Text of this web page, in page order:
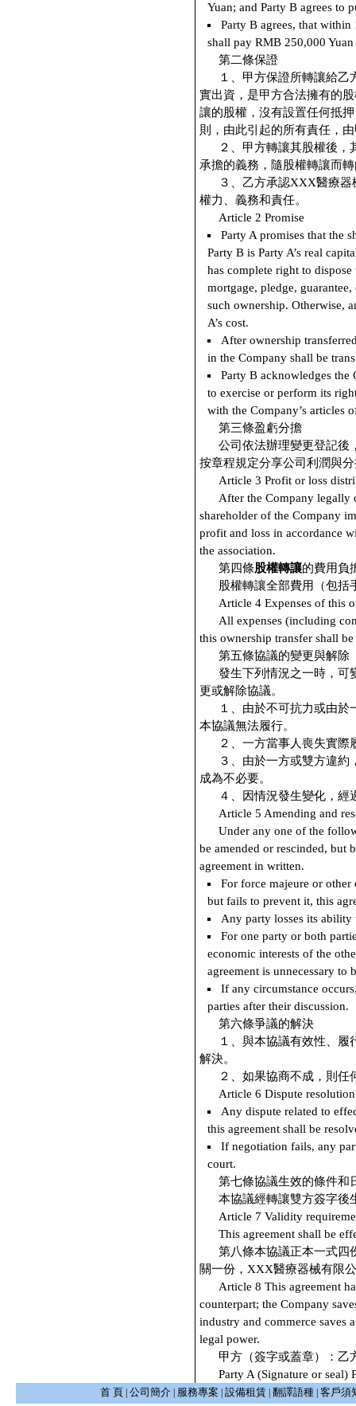
Yuan; and Party B agrees to
Party B agrees, that
shall pay RMB 250,000
第二條保證
１、甲方保證所轉讓給
實出資，是甲方合法擁有的
讓的股權，沒有設置任何抵
則，由此引起的所有責任，
２、甲方轉讓其股權後
承擔的義務，隨股權轉讓而
３、乙方承認XXX醫療
權力、義務和責任。
Article 2 Promise
Party A promises that the
Party B is Party A’s real
has complete right to
mortgage, pledge,
such ownership. Otherwise,
A’s cost.
After ownership
in the Company shall be
Party B acknowledges the
to exercise or perform its
with the Company’s articles
第三條盈虧分擔
公司依法辦理變更登記後
按章程規定分享公司利潤與
Article 3 Profit or loss
After the Company legally
shareholder of the Company
profit and loss in accordance
the association.
第四條股權轉讓的費用負
股權轉讓全部費用（包括
Article 4 Expenses of this
All expenses (including
this ownership transfer shall be
第五條協議的變更與解除
發生下列情況之一時，可
更或解除協議。
１、由於不可抗力或由
本協議無法履行。
２、一方當事人喪失實際
３、由於一方或雙方違
成為不必要。
４、因情況發生變化，
Article 5 Amending and
Under any one of the
be amended or rescinded, but
agreement in written.
For force majeure or
but fails to prevent it, this
Any party losses its
For one party or both
economic interests of the
agreement is unnecessary to
If any circumstance
parties after their discussion.
第六條爭議的解決
１、與本協議有效性、
解決。
２、如果協商不成，則
Article 6 Dispute resolution
Any dispute related to
this agreement shall be
If negotiation fails, any
court.
第七條協議生效的條件和
本協議經轉讓雙方簽字後
Article 7 Validity
This agreement shall be
第八條本協議正本一式四
關一份，XXX醫療器械有限
Article 8 This agreement
counterpart; the Company
industry and commerce saves
legal power.
甲方（簽字或蓋章）：乙
Party A (Signature or seal)
首 頁 公司簡介| 服務專案 設備租賃| 翻譯語種| 客戶須